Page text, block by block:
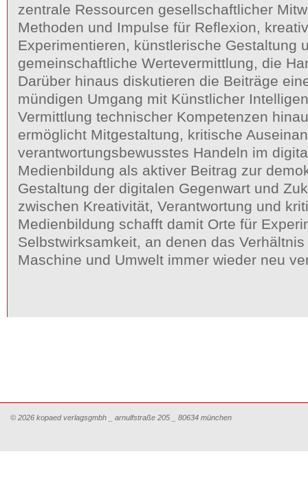
zentrale Ressourcen gesellschaftlicher
Methoden und Impulse für Reflexion,
Experimentieren, künstlerische Gestaltung
gemeinschaftliche Wertevermittlung, die
Darüber hinaus diskutieren die Beiträge
mündigen Umgang mit Künstlicher
Vermittlung technischer Kompetenzen
ermöglicht Mitgestaltung, kritische
verantwortungsbewusstes Handeln im
Medienbildung als aktiver Beitrag zur
Gestaltung der digitalen Gegenwart und
zwischen Kreativität, Verantwortung und
Medienbildung schafft damit Orte für
Selbstwirksamkeit, an denen das
Maschine und Umwelt immer wieder neu
© 2026 kopaed verlagsgmbh _ arnulfstraße 205 _ 80634 münchen